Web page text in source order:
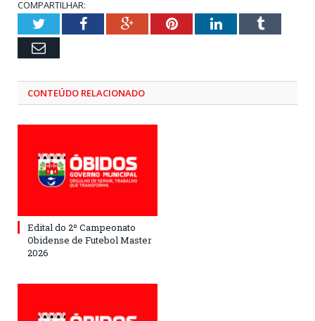
COMPARTILHAR:
TwitterFacebookGoogle+PinterestLinkedInTumblr
Email
CONTEÚDO RELACIONADO
Edital do 2º Campeonato
Obidense de Futebol Master
2026